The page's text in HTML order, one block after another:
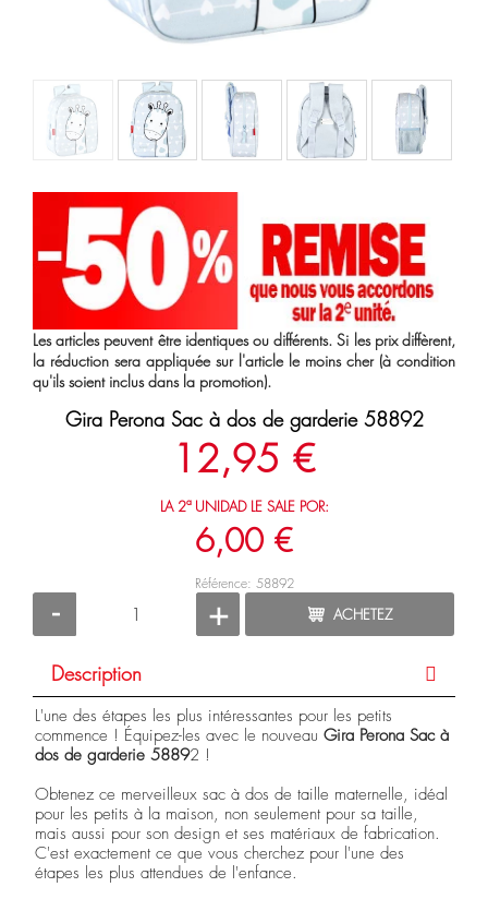
Les articles peuvent être identiques ou différents. Si les prix diffèrent,
la réduction sera appliquée sur l'article le moins cher (à condition
qu'ils soient inclus dans la promotion).
Gira Perona Sac à dos de garderie 58892
12,95 €
LA 2ª UNIDAD LE SALE POR:
6,00 €
Référence: 58892
- + ACHETEZ
Description
L'une des étapes les plus intéressantes pour les petits
commence ! Équipez-les avec le nouveau Gira Perona Sac à
dos de garderie 58892 !
Obtenez ce merveilleux sac à dos de taille maternelle, idéal
pour les petits à la maison, non seulement pour sa taille,
mais aussi pour son design et ses matériaux de fabrication.
C'est exactement ce que vous cherchez pour l'une des
étapes les plus attendues de l'enfance.